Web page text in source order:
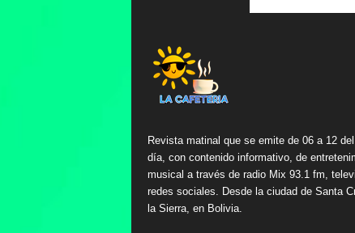
Revista matinal que se emite de 06 a 12
día, con contenido informativo, de
musical a través de radio Mix 93.1 fm,
redes sociales. Desde la ciudad de Santa
la Sierra, en Bolivia.